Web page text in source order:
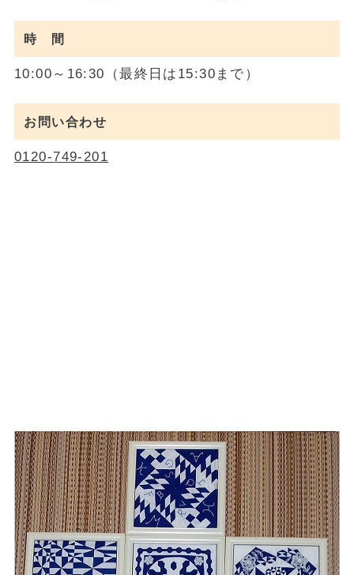
時 間
10:00～16:30（最終日は15:30まで）
お問い合わせ
0120-749-201